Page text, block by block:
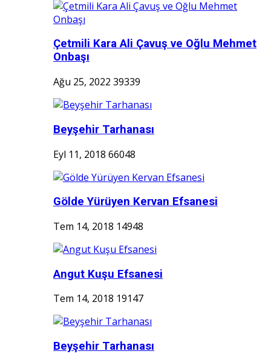
Çetmili Kara Ali Çavuş ve Oğlu Mehmet
Onbaşı
Ağu 25, 2022 39339
Beyşehir Tarhanası
Eyl 11, 2018 66048
Gölde Yürüyen Kervan Efsanesi
Tem 14, 2018 14948
Angut Kuşu Efsanesi
Tem 14, 2018 19147
Beyşehir Tarhanası